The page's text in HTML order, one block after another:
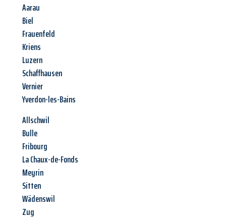
Aarau
Biel
Frauenfeld
Kriens
Luzern
Schaffhausen
Vernier
Yverdon-les-Bains
Allschwil
Bulle
Fribourg
La Chaux-de-Fonds
Meyrin
Sitten
Wädenswil
Zug